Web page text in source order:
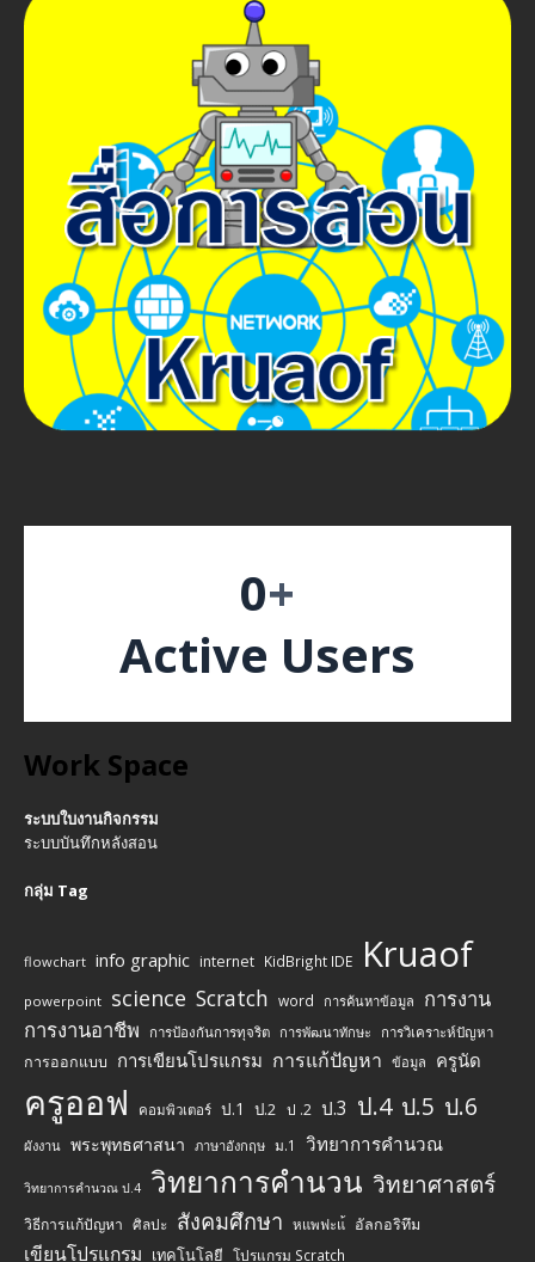
0+
Active Users
Work Space
ระบบใบงานกิจกรรม
ระบบบันทึกหลังสอน
กลุ่ม Tag
flowchart info graphic internet KidBright IDE Kruaof
powerpoint science Scratch word การค้นหาข้อมูล
การงาน
การงานอาชีพ
การป้องกันการทุจริต การพัฒนาทักษะ การวิเคราะห์ปัญหา
การออกแบบ การเขียนโปรแกรม การแก้ปัญหา ข้อมูล ครูนัด
ครูออฟ คอมพิวเตอร์ ป.1 ป.2 ป .2 ป.3 ป.4 ป.5 ป.6
ผังงาน พระพุทธศาสนา ภาษาอังกฤษ ม.1 วิทยาการคำนวณ
วิทยาการคำนวณ ป.4 วิทยาการคำนวน วิทยาศาสตร์
วิธีการแก้ปัญหา ศิลปะ สังคมศึกษา หแพฟะแ้ อัลกอริทึม
เขียนโปรแกรม เทคโนโลยี โปรแกรม Scratch